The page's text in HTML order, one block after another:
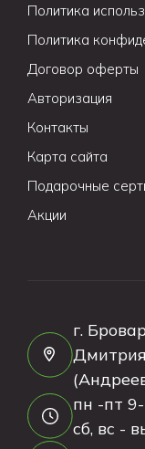
Политика
Политика
Договор оферты
Авторизация
Контакты
Карта сайта
Подарочные
Акции
г.
пн -пт
сб, вс -